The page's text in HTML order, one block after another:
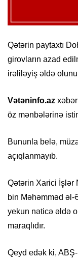
Qətərin paytaxtı
girovların azad
irəliləyiş əldə
Vətəninfo.az
öz mənbələrinə
Bununla belə,
açıqlanmayıb.
Qətərin Xarici İşlər
bin Məhəmməd əl-
yekun nəticə əldə
maraqlıdır.
Qeyd edək ki,